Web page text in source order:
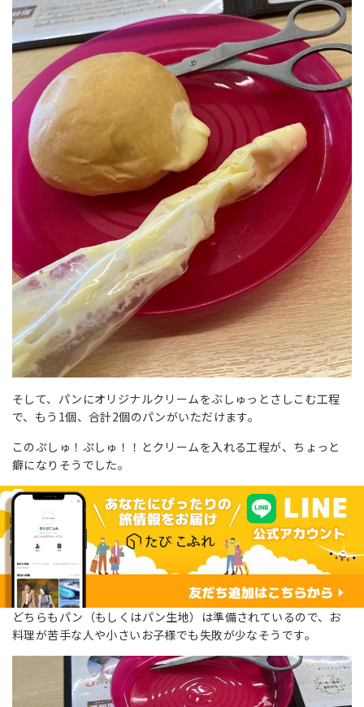
そして、パンにオリジナルクリームをぶしゅっとさしこむ工程
で、もう1個、合計2個のパンがいただけます。
このぷしゅ！ぷしゅ！！とクリームを入れる工程が、ちょっと
癖になりそうでした。
どちらもパン（もしくはパン生地）は準備されているので、お
料理が苦手な人や小さいお子様でも失敗が少なそうです。